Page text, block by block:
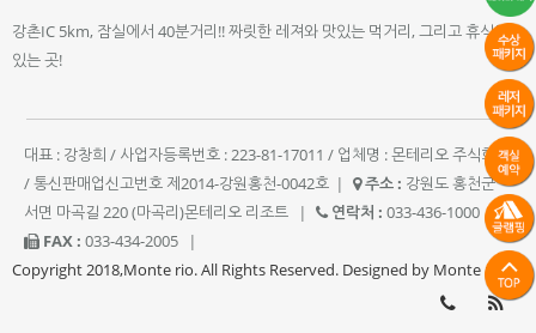
강촌IC 5km, 잠실에서 40분거리!! 짜릿한 레져와 맛있는 먹거리, 그리고 휴식이
있는 곳!
대표 : 강창희 / 사업자등록번호 : 223-81-17011 / 업체명 : 몬테리오 주식회사
/ 통신판매업신고번호 제2014-강원홍천-0042호 | 주소 : 강원도 홍천군
서면 마곡길 220 (마곡리)몬테리오 리조트
| 연락처 : 033-436-1000
|
FAX : 033-434-2005
|
Copyright 2018,Monte rio. All Rights Reserved. Designed by Monte rio.